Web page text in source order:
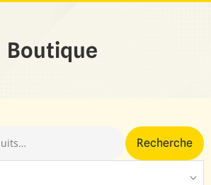
Boutique
Recherche